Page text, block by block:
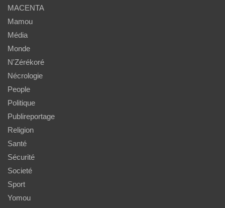
MACENTA
Mamou
Média
Monde
N'Zérékoré
Nécrologie
People
Politique
Publireportage
Religion
Santé
Sécurité
Societé
Sport
Yomou